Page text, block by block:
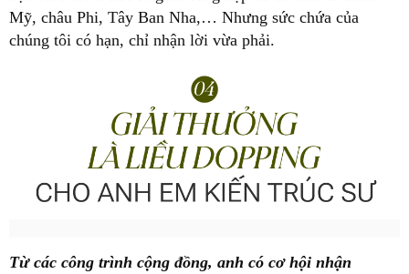
Mỹ, châu Phi, Tây Ban Nha,… Nhưng sức chứa của
chúng tôi có hạn, chỉ nhận lời vừa phải.
Từ các công trình cộng đồng, anh có cơ hội nhận